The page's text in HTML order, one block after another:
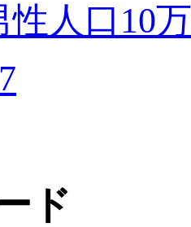
人口10
ド